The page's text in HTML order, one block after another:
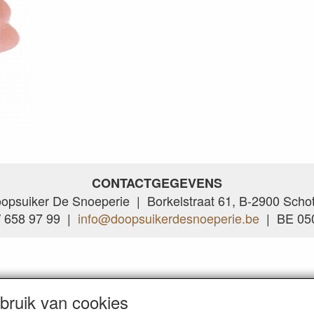
CONTACTGEGEVENS
De Snoeperie | Borkelstraat 61, B-2900
658 97 99 | info@doopsuikerdesnoeperie.be | BE
van cookies